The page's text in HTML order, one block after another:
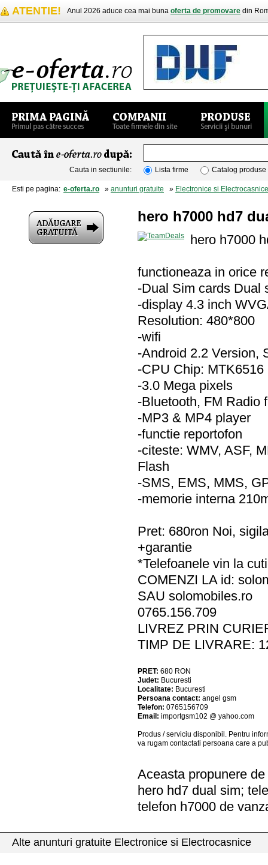
ATENTIE! Anul 2026 aduce cea mai buna oferta de promovare din
Cauta in sectiunile: Lista firme Catalog produse
Esti pe pagina: e-oferta.ro » anunturi gratuite » Electronice si Electrocasnice
hero h7000 hd7
hero h7000
functioneaza in orice
-Dual Sim cards Dual
-display 4.3 inch
Resolution: 480*800
-wifi
-Android 2.2 Version,
-CPU Chip: MTK6516
-3.0 Mega pixels
-Bluetooth, FM Radio
-MP3 & MP4 player
-functie reportofon
-citeste: WMV, ASF,
Flash
-SMS, EMS, MMS,
-memorie interna
Pret: 680ron Noi,
+garantie
*Telefoanele vin la
COMENZI LA id:
SAU solomobiles.ro
0765.156.709
LIVREZ PRIN
TIMP DE LIVRARE:
PRET: 680 RON
Judet: Bucuresti
Localitate: Bucuresti
Persoana contact: angel gsm
Telefon: 0765156709
Email: importgsm102 @ yahoo.com
Produs / serviciu disponibil . Pentru
va rugam contactati persoana care a
Aceasta propunere
hero hd7 dual sim;
telefon h7000 de
Alte anunturi gratuite Electronice si Electrocasnice